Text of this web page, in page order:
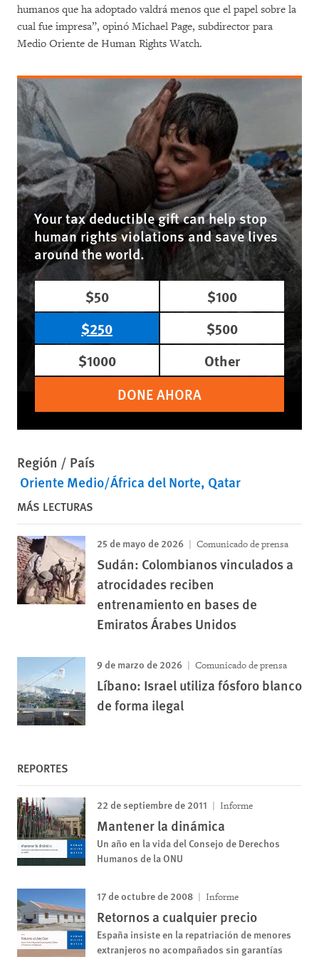
humanos que ha adoptado valdrá menos que el papel sobre la
cual fue impresa”, opinó Michael Page, subdirector para
Medio Oriente de Human Rights Watch.
Your tax deductible gift can help stop
human rights violations and save lives
around the world.
$50
$100
$250
$500
$1000
Other
DONE AHORA
Región / País
Oriente Medio/África del Norte Qatar
MÁS LECTURAS
25 de mayo de 2026 Comunicado de prensa
Sudán: Colombianos vinculados a
atrocidades reciben
entrenamiento en bases de
Emiratos Árabes Unidos
9 de marzo de 2026 Comunicado de prensa
Líbano: Israel utiliza fósforo blanco
de forma ilegal
REPORTES
22 de septiembre de 2011 Informe
Mantener la dinámica
Un año en la vida del Consejo de Derechos
Humanos de la ONU
17 de octubre de 2008 Informe
Retornos a cualquier precio
España insiste en la repatriación de menores
extranjeros no acompañados sin garantías